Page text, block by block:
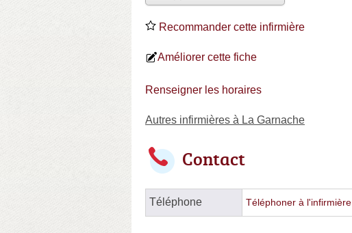
Recommander cette infirmière
Améliorer cette fiche
Renseigner les horaires
Autres infirmières à La Garnache
Contact
Téléphone Téléphoner à l'infirmière